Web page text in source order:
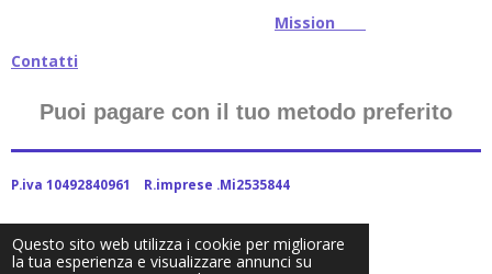
Questo sito web utilizza i cookie per migliorare
la tua esperienza e visualizzare annunci su
Mission
Contatti
Puoi pagare con il tuo metodo preferito
P.iva 10492840961 R.imprese .Mi2535844